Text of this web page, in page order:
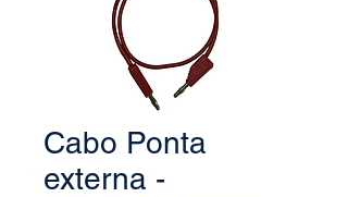
Cabo Ponta
externa -